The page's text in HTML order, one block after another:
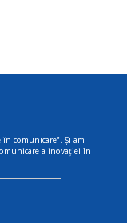
comunicare”. Și am
a inovației în